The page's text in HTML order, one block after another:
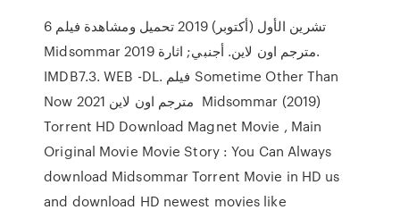
6 تشرين الأول (أكتوبر) 2019 تحميل ومشاهدة فيلم
Midsommar 2019 مترجم اون لاين. أجنبي; اثارة.
IMDB7.3. WEB -DL. فيلم Sometime Other Than
Now 2021 مترجم اون لاين Midsommar (2019)
Torrent HD Download Magnet Movie , Main
Original Movie Movie Story : You Can Always
download Midsommar Torrent Movie in HD us
and download HD newest movies like